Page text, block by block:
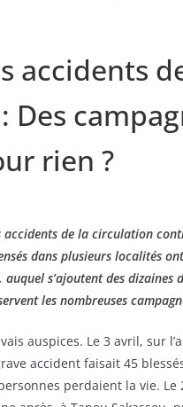
accidents
Des
rien ?
de la circulation
dans plusieurs localités
s’ajoutent des dizaines
les nombreuses
auspices. Le 3 avril, sur
accident faisait 45
perdaient la vie.